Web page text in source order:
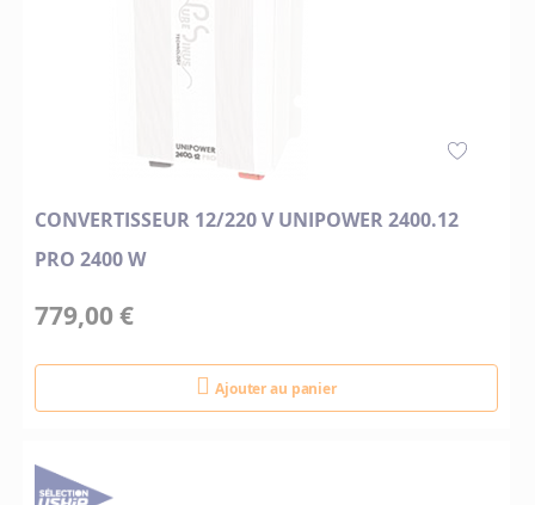
CONVERTISSEUR 12/220 V UNIPOWER 2400.12
PRO 2400 W
779,00 €
Ajouter au panier